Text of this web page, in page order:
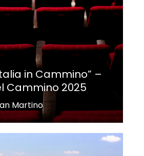
in Cammino” –
Cammino 2025
Martino